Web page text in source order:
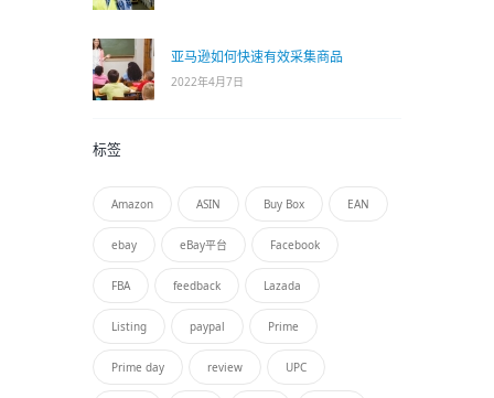
亚马逊如何快速有效采集商品
2022年4月7日
标签
Amazon ASIN Buy Box EAN
ebay eBay平台 Facebook
FBA feedback Lazada
Listing paypal Prime
Prime day review UPC